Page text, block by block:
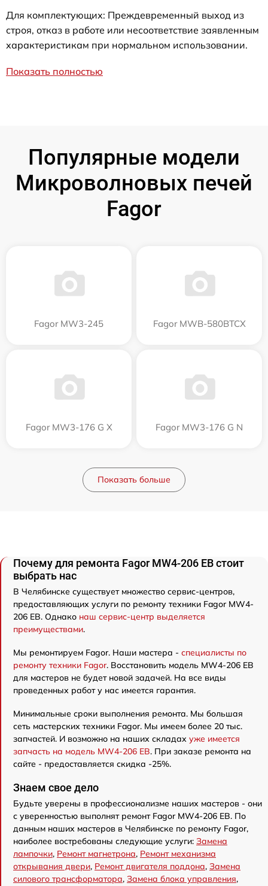
Для комплектующих: Преждевременный выход из
строя, отказ в работе или несоответствие заявленным
характеристикам при нормальном использовании.
Показать полностью
Популярные модели
Микроволновых печей
Fagor
Fagor MW3-245 Fagor MWB-580BTCX
Fagor MW3-176 G X Fagor MW3-176 G N
Показать больше
Почему для ремонта Fagor MW4-206 EB стоит
выбрать нас
В Челябинске существует множество сервис-центров,
предоставляющих услуги по ремонту техники Fagor MW4-
206 EB. Однако наш сервис-центр выделяется
преимуществами.
Мы ремонтируем Fagor. Наши мастера - специалисты по
ремонту техники Fagor. Восстановить модель MW4-206 EB
для мастеров не будет новой задачей. На все виды
проведенных работ у нас имеется гарантия.
Минимальные сроки выполнения ремонта. Мы большая
сеть мастерских техники Fagor. Мы имеем более 20 тыс.
запчастей. И возможно на наших складах уже имеется
запчасть на модель MW4-206 EB. При заказе ремонта на
сайте - предоставляется скидка -25%.
Знаем свое дело
Будьте уверены в профессионализме наших мастеров - они
с уверенностью выполнят ремонт Fagor MW4-206 EB. По
данным наших мастеров в Челябинске по ремонту Fagor,
наиболее востребованы следующие услуги: Замена
лампочки, Ремонт магнетрона, Ремонт механизма
открывания двери, Ремонт двигателя поддона, Замена
силового трансформатора, Замена блока управления,